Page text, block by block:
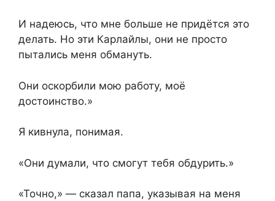
И надеюсь, что мне больше не придётся это
делать. Но эти Карлайлы, они не просто
пытались меня обмануть.
Они оскорбили мою работу, моё
достоинство.»
Я кивнула, понимая.
«Они думали, что смогут тебя обдурить.»
«Точно,» — сказал папа, указывая на меня